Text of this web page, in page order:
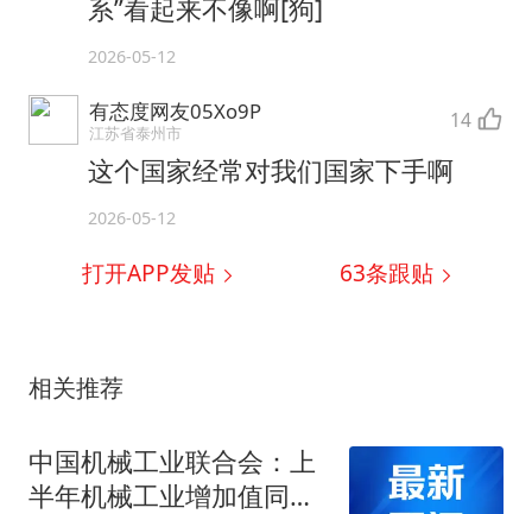
系”看起来不像啊[狗]
2026-05-12
有态度网友05Xo9P
江苏省泰州市 14
这个国家经常对我们国家下手啊
2026-05-12
打开APP发贴 63条跟贴
相关推荐
中国机械工业联合会：上
半年机械工业增加值同比